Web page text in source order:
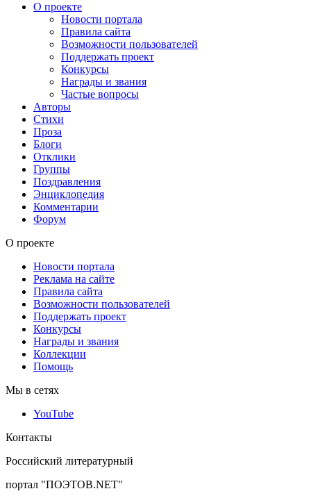
О проекте
Новости портала
Правила сайта
Возможности пользователей
Поддержать проект
Конкурсы
Награды и звания
Частые вопросы
Авторы
Стихи
Проза
Блоги
Отклики
Группы
Поздравления
Энциклопедия
Комментарии
Форум
О проекте
Новости портала
Реклама на сайте
Правила сайта
Возможности пользователей
Поддержать проект
Конкурсы
Награды и звания
Коллекции
Помощь
Мы в сетях
YouTube
Контакты
Российский литературный
портал "ПОЭТОВ.NET"